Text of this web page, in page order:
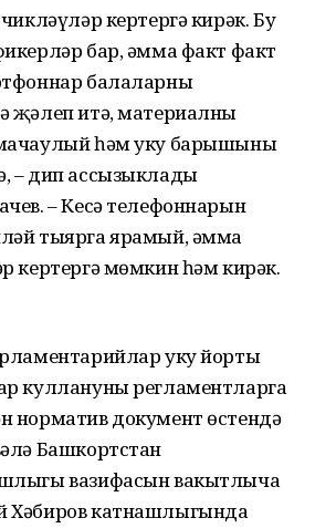
кертергә кирәк. Бу
бар, әмма факт факт
балаларның
җәлеп итә, материалны
һәм уку барышының
– дип ассызыклады
– Кесә телефоннарын
тыярга ярамый, әмма
кертергә мөмкин һәм кирәк.
уку йорты
куллануны регламентларга
норматив документ өстендә
Башкортстан
вазифасын вакытлыча
Хәбиров катнашлыгында